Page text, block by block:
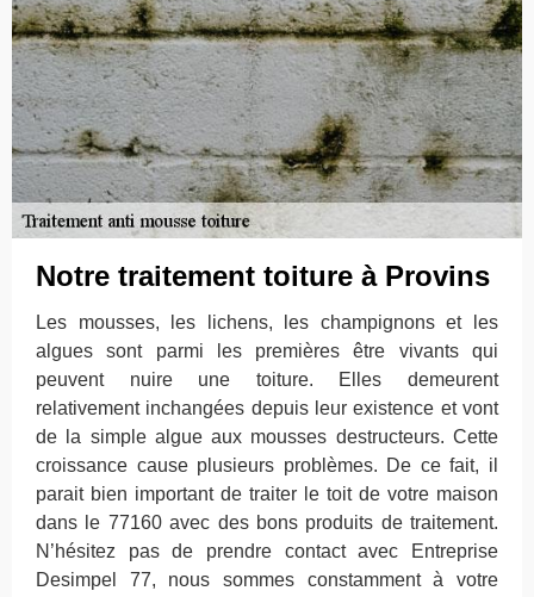
Notre traitement toiture à Provins
Les mousses, les lichens, les champignons et les
algues sont parmi les premières être vivants qui
peuvent nuire une toiture. Elles demeurent
relativement inchangées depuis leur existence et vont
de la simple algue aux mousses destructeurs. Cette
croissance cause plusieurs problèmes. De ce fait, il
parait bien important de traiter le toit de votre maison
dans le 77160 avec des bons produits de traitement.
N’hésitez pas de prendre contact avec Entreprise
Desimpel 77, nous sommes constamment à votre